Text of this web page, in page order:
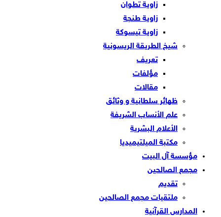
زاوية تطوان
زاوية طنجة
زاوية تيسوكة
شيخ الطريقة الريسونية
تعريف
مؤلفات
مقالات
ظهائر سلطانية و وثائق
علم الأنساب الشريفة
الأعلام البشرية
مكتبة الميلتيميديا
مؤسسة آل البيت
مجمع الصالحين
تقديم
ملتقيات مجمع الصالحين
المدارس القرآنية